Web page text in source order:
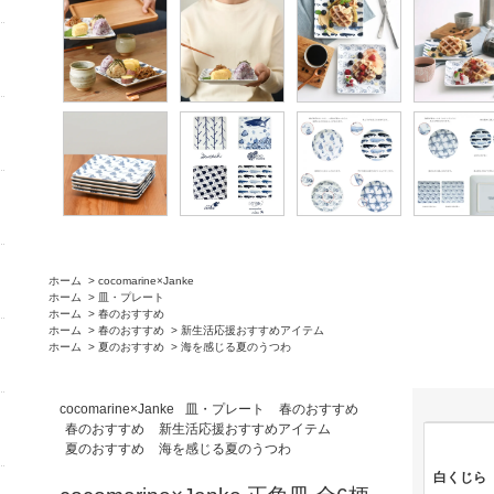
ホーム > cocomarine×Janke
ホーム
> 皿・プレート
ホーム
> 春のおすすめ
ホーム
> 春のおすすめ > 新生活応援おすすめアイテム
ホーム
> 夏のおすすめ > 海を感じる夏のうつわ
cocomarine×Janke 皿・プレート
春のおすすめ
春のおすすめ
新生活応援おすすめアイテム
夏のおすすめ
海を感じる夏のうつわ
白くじ